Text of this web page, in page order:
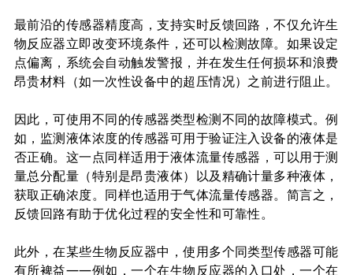
最前沿的传感器精度高，支持实时反馈回路，不仅允许生
物反应器立即改变环境条件，还可以检测故障。如果设定
点偏离，系统会自动触发警报，并在发生任何损坏和浪费
昂贵材料（如一次性设备中的超压情况）之前进行阻止。
因此，可使用不同的传感器类型检测不同的故障模式。例
如，监测液体浓度的传感器可用于验证注入设备的液体是
否正确。这一点同样适用于液体流量传感器，可以用于测
量总分配量（特别是昂贵液体）以及精确计量多种液体，
获取正确浓度。同样也适用于气体流量传感器。简言之，
反馈回路有助于优化过程的安全性和可靠性。
此外，在某些生物反应器中，使用多个同类型传感器可能
有所裨益——例如，一个在生物反应器的入口处，一个在